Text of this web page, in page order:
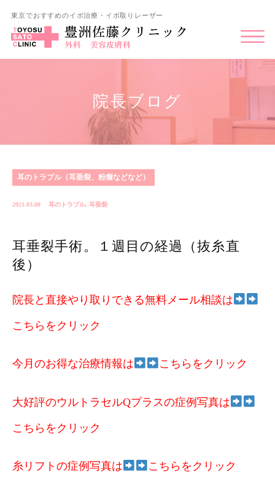
東京でおすすめのイボ治療・イボ取りレーザー
院長ブログ
耳のトラブル（耳垂裂、粉瘤などなど）
2021.03.08 耳のトラブル, 耳垂裂
耳垂裂手術。１週目の経過（抜糸直
後）
院長と直接やり取りできる無料メール相談は
こちらをクリック
今月のお得な治療情報は こちらをクリック
大好評のウルトラセルQプラスの症例写真は
こちらをクリック
糸リフトの症例写真は こちらをクリック